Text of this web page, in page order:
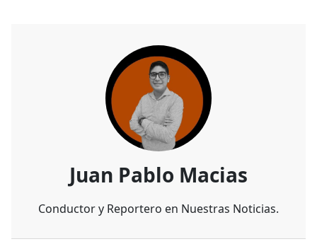
Juan Pablo Macias
Conductor y Reportero en Nuestras Noticias.